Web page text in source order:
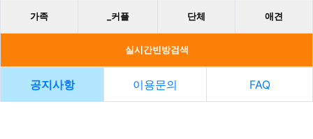
가족 _커플 단체 애견
실시간빈방검색
공지사항 이용문의 FAQ